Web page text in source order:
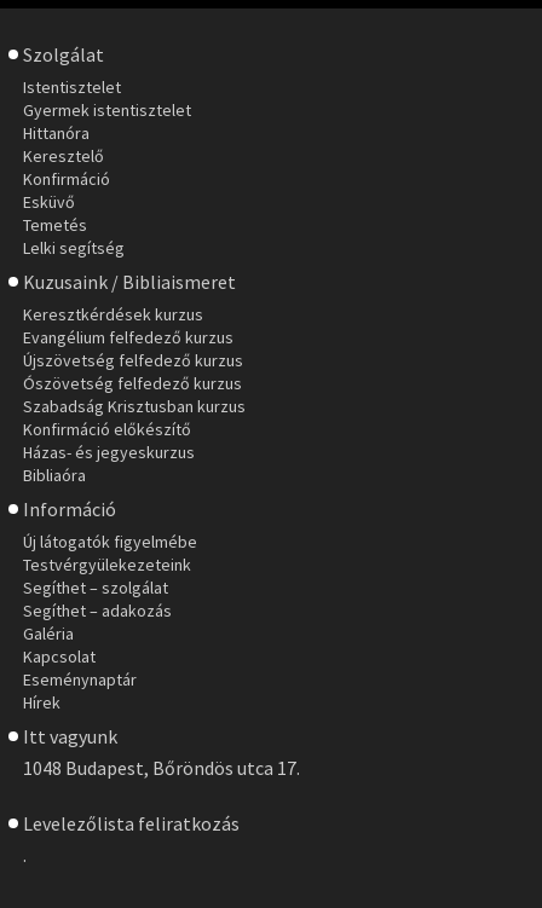
Szolgálat
Istentisztelet
Gyermek istentisztelet
Hittanóra
Keresztelő
Konfirmáció
Esküvő
Temetés
Lelki segítség
Kuzusaink / Bibliaismeret
Keresztkérdések kurzus
Evangélium felfedező kurzus
Újszövetség felfedező kurzus
Ószövetség felfedező kurzus
Szabadság Krisztusban kurzus
Konfirmáció előkészítő
Házas- és jegyeskurzus
Bibliaóra
Információ
Új látogatók figyelmébe
Testvérgyülekezeteink
Segíthet – szolgálat
Segíthet – adakozás
Galéria
Kapcsolat
Eseménynaptár
Hírek
Itt vagyunk
1048 Budapest, Bőröndös utca 17.
Levelezőlista feliratkozás
.